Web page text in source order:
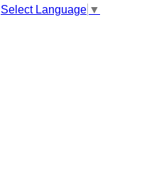
Select Language ▼